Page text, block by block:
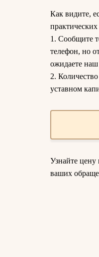
Как видите,
1. Сообщите
телефон, но
ожидаете наш
2.
уставном
Узнайте
ваших